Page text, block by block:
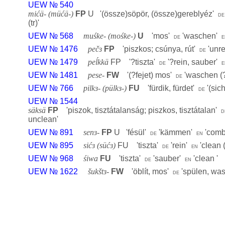
UEW № 540
mićä- (müćä-) FP U '(össze)söpör, (össze)gereblyéz' de
(tr)'
UEW № 568
muśke- (mośke-) U 'mos' de 'waschen'
UEW № 1476 pečɜ FP 'piszkos; csúnya, rút' de '
UEW № 1479
peĺkkä FP '?tiszta' de '?rein, sauber'
UEW № 1481 pese- FW '(?fejet) mos' de 'waschen
UEW № 766
pilkɜ- (pülkɜ-) FU 'fürdik, fürdet' de '
UEW № 1544
säksä FP 'piszok, tisztátalanság; piszkos, tisztátalan'
unclean'
UEW № 891
senɜ- FP U 'fésül ' de 'kämmen' en '
UEW № 895
sićɜ (süćɜ) FU 'tiszta' de 'rein' en 'clean
UEW № 968
śiwa FU 'tiszta' de 'sauber' en 'clean '
UEW № 1622
šukštɜ- FW 'öblít, mos' de 'spülen,